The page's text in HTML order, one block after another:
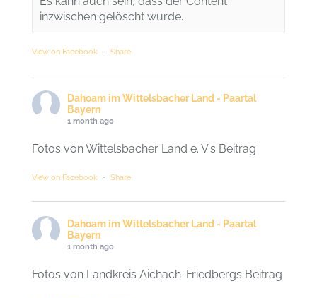
inzwischen gelöscht wurde.
View on Facebook · Share
Dahoam im Wittelsbacher Land - Paartal
Bayern
1 month ago
Fotos von Wittelsbacher Land e. V.s Beitrag
View on Facebook · Share
Dahoam im Wittelsbacher Land - Paartal
Bayern
1 month ago
Fotos von Landkreis Aichach-Friedbergs Beitrag